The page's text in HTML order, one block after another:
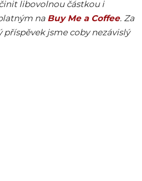
libovolnou částkou i
na Buy Me a Coffee. Za
příspěvek jsme coby nezávislý